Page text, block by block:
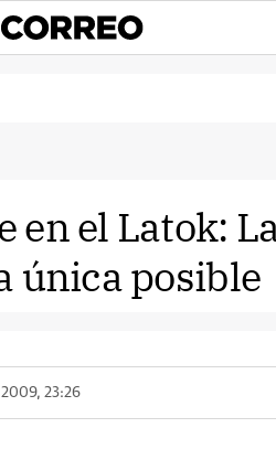
en el Latok:
única posible
2009, 23:26